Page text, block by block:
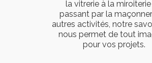
la vitrerie à la miroiterie
passant par la
autres activités, notre
nous permet de tout
pour vos projets.